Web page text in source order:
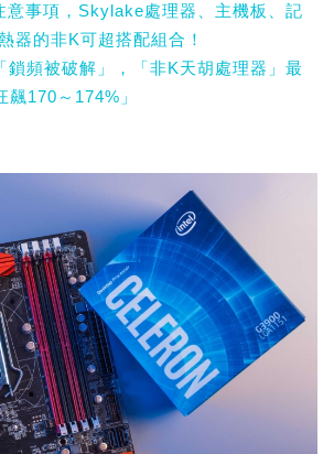
意事項，Skylake處理器、主機板、記
器的非K可超搭配組合！
頻被破解」，「非K天胡處理器」最
170～174%」